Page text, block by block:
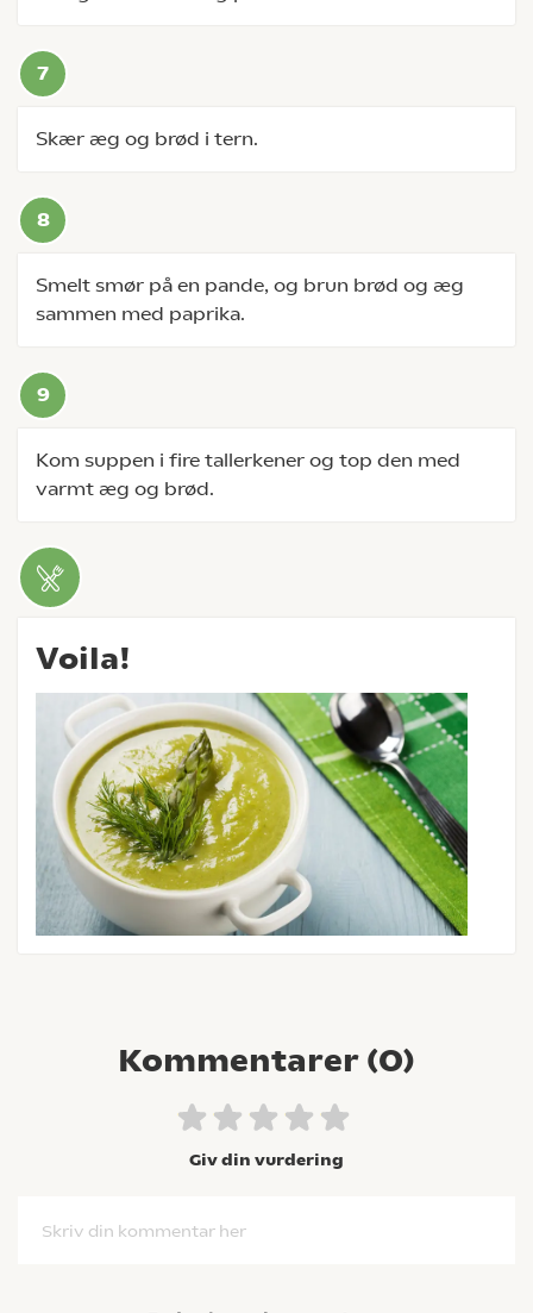
Skær æg og brød i tern.
Smelt smør på en pande, og brun brød og æg
sammen med paprika.
Kom suppen i fire tallerkener og top den med
varmt æg og brød.
Voila!
Kommentarer (0)
Giv din vurdering
Skriv din kommentar her